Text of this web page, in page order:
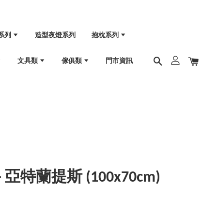
列 造型夜燈系列 抱枕系列
文具類 傢俱類 門市資訊
特蘭提斯 (100x70cm)